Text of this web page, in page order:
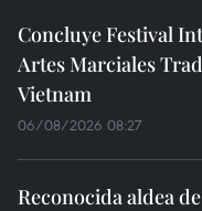
Concluye Festival
Artes Marciales
Vietnam
06/08/2026 08:27
Reconocida aldea